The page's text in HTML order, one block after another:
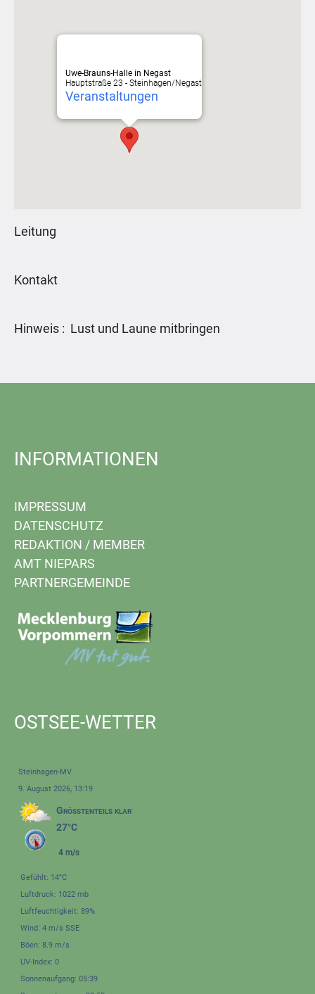
Uwe-Brauns-Halle in Negast
Hauptstraße 23 - Steinhagen/Negast
Veranstaltungen
Leitung
Kontakt
Hinweis : Lust und Laune mitbringen
INFORMATIONEN
IMPRESSUM
DATENSCHUTZ
REDAKTION / MEMBER
AMT NIEPARS
PARTNERGEMEINDE
OSTSEE-WETTER
Steinhagen-MV
9. August 2026, 13:19
Größtenteils klar
27°C
4 m/s
Gefühlt: 14°C
Luftdruck: 1022 mb
Luftfeuchtigkeit: 89%
Wind: 4 m/s SSE
Böen: 8.9 m/s
UV-Index: 0
Sonnenaufgang: 05:39